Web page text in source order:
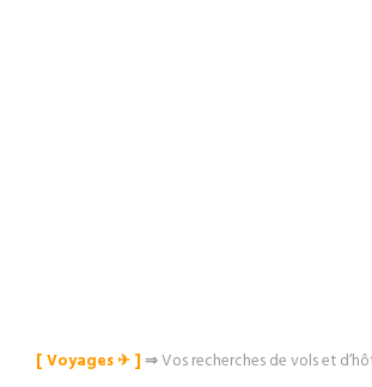
[ Voyages ✈︎ ]⇒Vos recherches de vols et